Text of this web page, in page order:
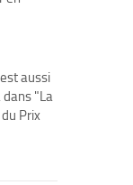
aussi
dans "La
Prix